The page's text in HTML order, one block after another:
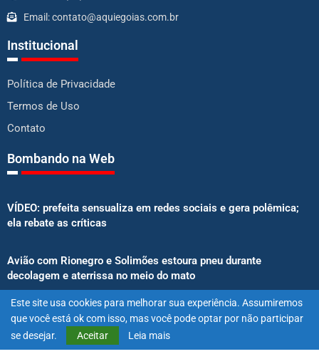
Email: contato@aquiegoias.com.br
Institucional
Política de Privacidade
Termos de Uso
Contato
Bombando na Web
VÍDEO: prefeita sensualiza em redes sociais e gera polêmica;
ela rebate as críticas
Avião com Rionegro e Solimões estoura pneu durante
decolagem e aterrissa no meio do mato
Senado aprova proibição de atletas e influenciadores em
anúncios de bets
Este site usa cookies para melhorar sua experiência. Assumiremos
que você está ok com isso, mas você pode optar por não participar
se desejar.
Aceitar Leia mais